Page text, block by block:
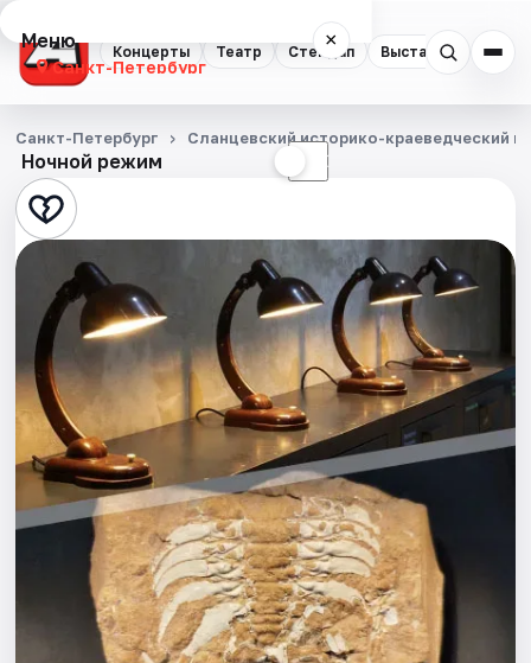
Концерты Театр Стендап Выставки
Меню ×
Санкт-Петербург
Концерты
Театр
Стендап
Выставки
Квесты
Экскурсии
Спорт
События
Города
Площадки
Ночной режим ☾
Санкт-Петербург Сланцевский историко-краеведческий